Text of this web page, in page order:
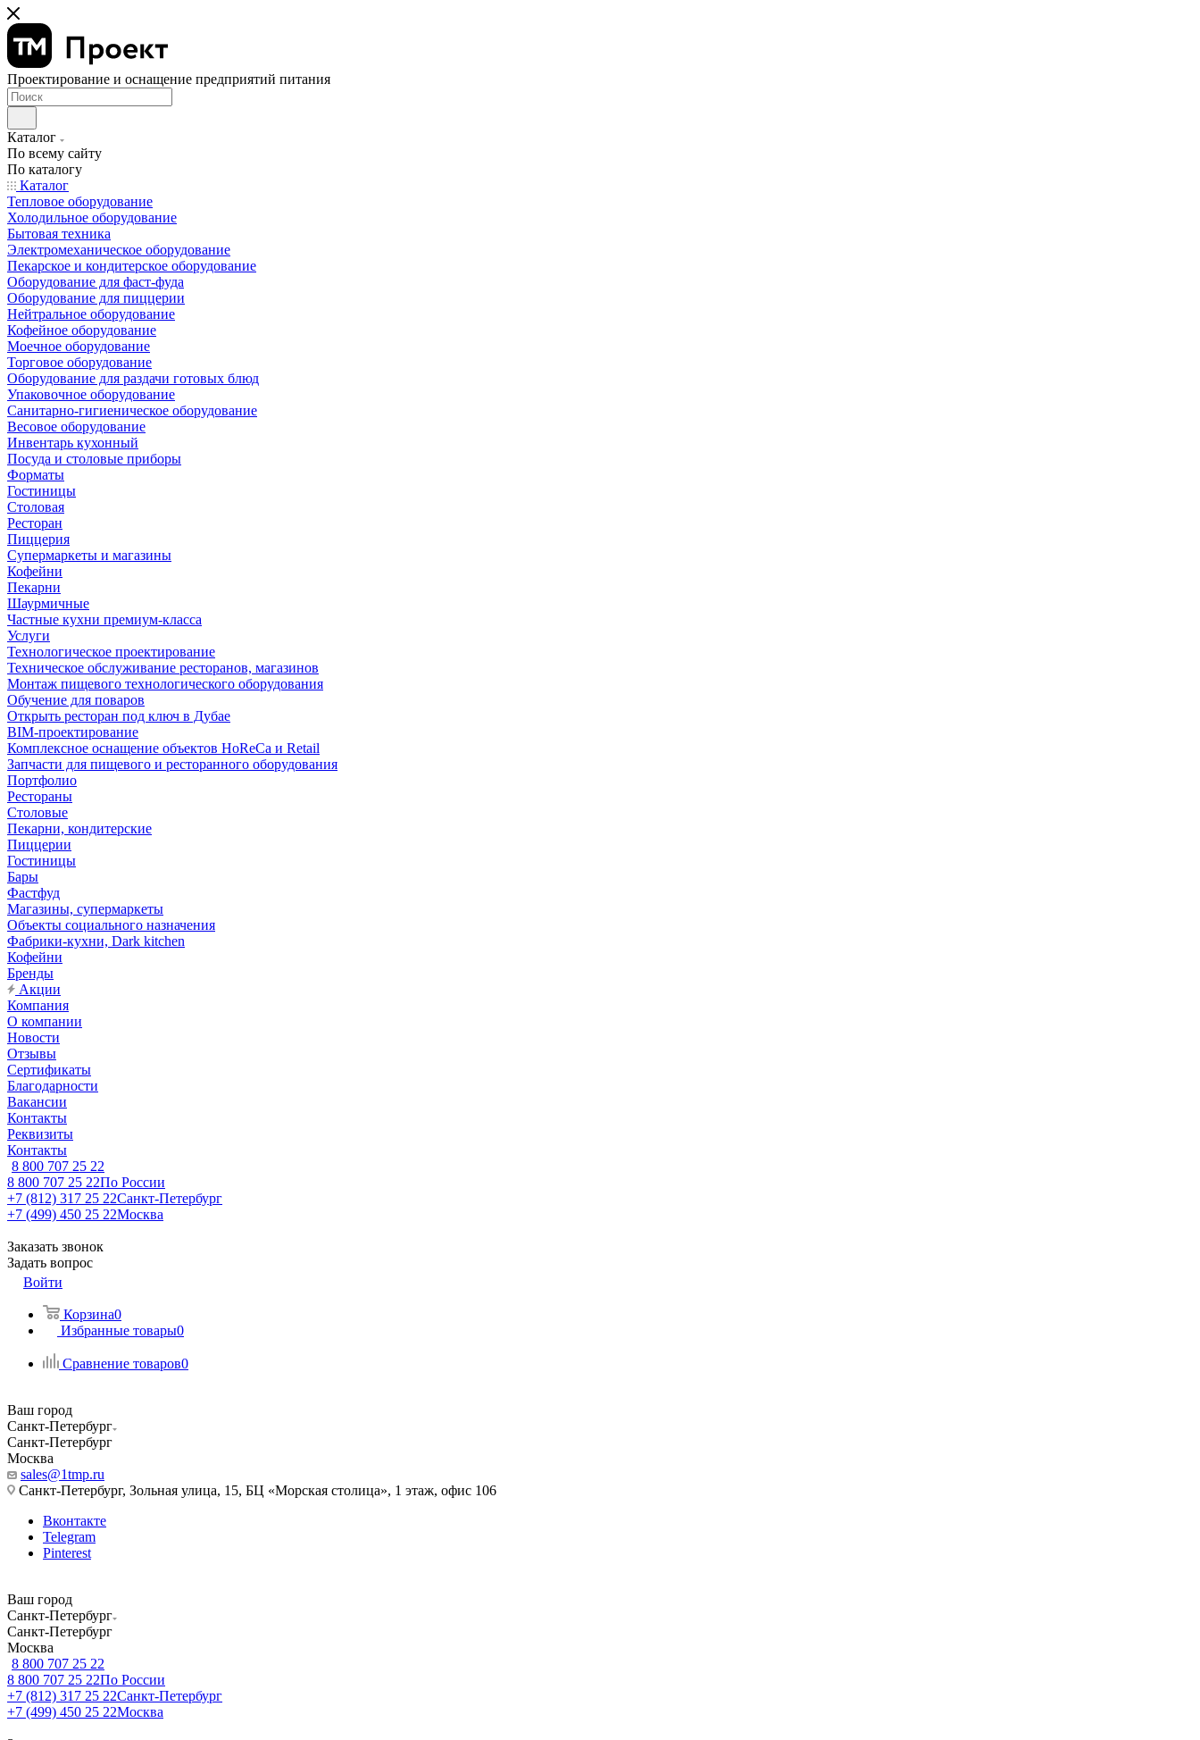
Проектирование и оснащение предприятий питания
Каталог
По всему сайту
По каталогу
Каталог
Тепловое оборудование
Холодильное оборудование
Бытовая техника
Электромеханическое оборудование
Пекарское и кондитерское оборудование
Оборудование для фаст-фуда
Оборудование для пиццерии
Нейтральное оборудование
Кофейное оборудование
Моечное оборудование
Торговое оборудование
Оборудование для раздачи готовых блюд
Упаковочное оборудование
Санитарно-гигиеническое оборудование
Весовое оборудование
Инвентарь кухонный
Посуда и столовые приборы
Форматы
Гостиницы
Столовая
Ресторан
Пиццерия
Супермаркеты и магазины
Кофейни
Пекарни
Шаурмичные
Частные кухни премиум-класса
Услуги
Технологическое проектирование
Техническое обслуживание ресторанов, магазинов
Монтаж пищевого технологического оборудования
Обучение для поваров
Открыть ресторан под ключ в Дубае
BIM-проектирование
Комплексное оснащение объектов HoReCa и Retail
Запчасти для пищевого и ресторанного оборудования
Портфолио
Рестораны
Столовые
Пекарни, кондитерские
Пиццерии
Гостиницы
Бары
Фастфуд
Магазины, супермаркеты
Объекты социального назначения
Фабрики-кухни, Dark kitchen
Кофейни
Бренды
Акции
Компания
О компании
Новости
Отзывы
Сертификаты
Благодарности
Вакансии
Контакты
Реквизиты
Контакты
8 800 707 25 22
8 800 707 25 22По России
+7 (812) 317 25 22Санкт-Петербург
+7 (499) 450 25 22Москва
Заказать звонок
Задать вопрос
Войти
Корзина0
Избранные товары0
Сравнение товаров0
Ваш город
Санкт-Петербург
Санкт-Петербург
Москва
sales@1tmp.ru
Санкт-Петербург, Зольная улица, 15, БЦ «Морская столица», 1 этаж, офис 106
Вконтакте
Telegram
Pinterest
Ваш город
Санкт-Петербург
Санкт-Петербург
Москва
8 800 707 25 22
8 800 707 25 22По России
+7 (812) 317 25 22Санкт-Петербург
+7 (499) 450 25 22Москва